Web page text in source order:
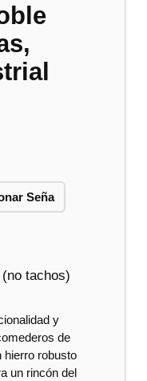
Seña
tachos)
y
de
hierro robusto
un rincón del